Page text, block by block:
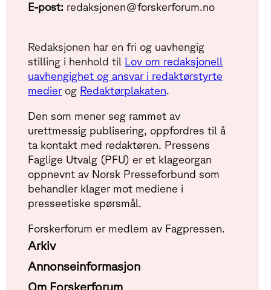
E-post: redaksjonen@forskerforum.no
Redaksjonen har en fri og uavhengig
stilling i henhold til Lov om redaksjonell
uavhengighet og ansvar i redaktørstyrte
medierog Redaktørplakaten.
Den som mener seg rammet av
urettmessig publisering, oppfordres til å
ta kontakt med redaktøren. Pressens
Faglige Utvalg (PFU) er et klageorgan
oppnevnt av Norsk Presseforbund som
behandler klager mot mediene i
presseetiske spørsmål.
Forskerforum er medlem av Fagpressen.
Arkiv
Annonseinformasjon
Om Forskerforum